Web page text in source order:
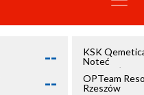
--
--
KSK
Noteć
Inowrocław
OPTeam
Rzeszów